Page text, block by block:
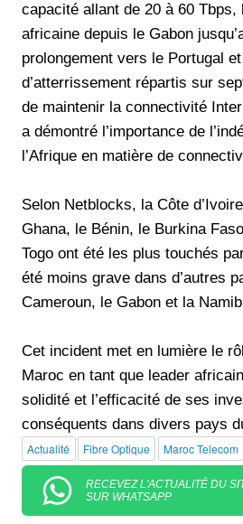
capacité allant de 20 à 60 Tbps,
africaine depuis le Gabon
prolongement vers le Portugal
d’atterrissement répartis sur
de maintenir la connectivité
a démontré l’importance de
l’Afrique en matière de
Selon Netblocks, la Côte
Ghana, le Bénin, le Burkina
Togo ont été les plus touchés
été moins grave dans d’autres
Cameroun, le Gabon et la
Cet incident met en lumière le
Maroc en tant que leader
solidité et l’efficacité de ses
conséquents dans divers pays
Actualité Fibre Optique Maroc Telecom
RECEVEZ L'ACTUALITÉ DU
SUR WHATSAPP